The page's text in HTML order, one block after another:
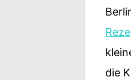
die